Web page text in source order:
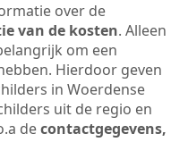
over de
van de kosten. Alleen
om een
Hierdoor geven
in Woerdense
uit de regio en
decontactgegevens,